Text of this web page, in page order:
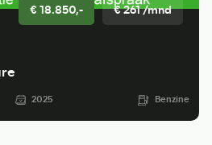
€ 18.850,- € 261 /mnd
2025 Benzine